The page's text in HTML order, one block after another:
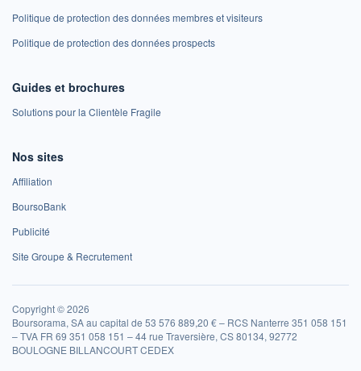
Politique de protection des données membres et visiteurs
Politique de protection des données prospects
Guides et brochures
Solutions pour la Clientèle Fragile
Nos sites
Affiliation
BoursoBank
Publicité
Site Groupe & Recrutement
Copyright © 2026
Boursorama, SA au capital de 53 576 889,20 € – RCS Nanterre 351 058 151
– TVA FR 69 351 058 151 – 44 rue Traversière, CS 80134, 92772
BOULOGNE BILLANCOURT CEDEX